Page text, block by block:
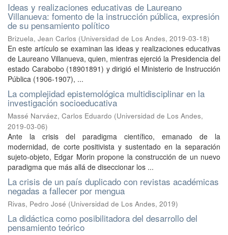
Ideas y realizaciones educativas de Laureano
Villanueva: fomento de la instrucción pública, expresión
de su pensamiento político
Brizuela, Jean Carlos (Universidad de Los Andes, 2019-03-18)
En este artículo se examinan las ideas y realizaciones educativas
de Laureano Villanueva, quien, mientras ejerció la Presidencia del
estado Carabobo (18901891) y dirigió el Ministerio de Instrucción
Pública (1906-1907), ...
La complejidad epistemológica multidisciplinar en la
investigación socioeducativa
Massé Narváez, Carlos Eduardo (Universidad de Los Andes,
2019-03-06)
Ante la crisis del paradigma científico, emanado de la
modernidad, de corte positivista y sustentado en la separación
sujeto-objeto, Edgar Morin propone la construcción de un nuevo
paradigma que más allá de diseccionar los ...
La crisis de un país duplicado con revistas académicas
negadas a fallecer por mengua
Rivas, Pedro José (Universidad de Los Andes, 2019)
La didáctica como posibilitadora del desarrollo del
pensamiento teórico